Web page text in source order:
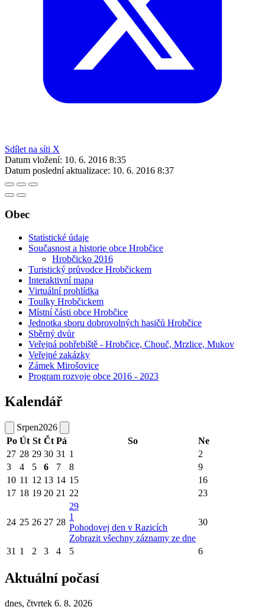
Sdílet na síti X
Datum vložení: 10. 6. 2016 8:35
Datum poslední aktualizace: 10. 6. 2016 8:37
Obec
Statistické údaje
Současnost a historie obce Hrobčice
Hrobčicko 2016
Turistický průvodce Hrobčickem
Interaktivní mapa
Virtuální prohlídka
Toulky Hrobčickem
Místní části obce Hrobčice
Jednotka sboru dobrovolných hasičů Hrobčice
Sběrný dvůr
Veřejná pohřebiště - Hrobčice, Chouč, Mrzlice, Mukov
Veřejné zakázky
Zámek Mirošovice
Program rozvoje obce 2016 - 2023
Kalendář
Srpen2026
Po Út St Čt Pá So
Ne
27 28 29 30 31 1
2
3
4 5 6 7 8
9
10 11 12 13 14 15
16
17 18 19 20 21 22 23
24 25 26 27 28
29
1
Pohodovej den v Razicích
Zobrazit všechny záznamy ze dne
30
31 1 2 3 4 5 6
Aktuální počasí
dnes, čtvrtek 6. 8. 2026